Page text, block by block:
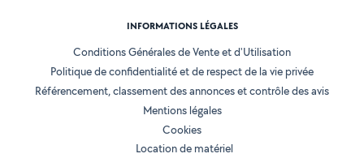
INFORMATIONS LÉGALES
Conditions Générales de Vente et d'Utilisation
Politique de confidentialité et de respect de la vie privée
Référencement, classement des annonces et contrôle des avis
Mentions légales
Cookies
Location de matériel